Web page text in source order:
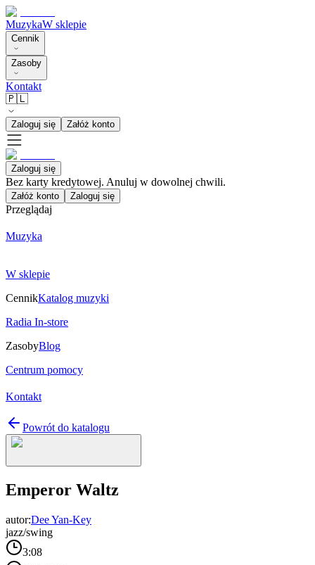
MuzykaW sklepie
Cennik
Zasoby
Kontakt
🇵🇱
Zaloguj się Załóż konto
Zaloguj się
Bez karty kredytowej. Anuluj w dowolnej chwili.
Załóż konto Zaloguj się
Przeglądaj
Muzyka
W sklepie
CennikKatalog muzyki
Radia In-store
ZasobyBlog
Centrum pomocy
Kontakt
Powrót do katalogu
Emperor Waltz
autor:Dee Yan-Key
jazz/swing
3:08